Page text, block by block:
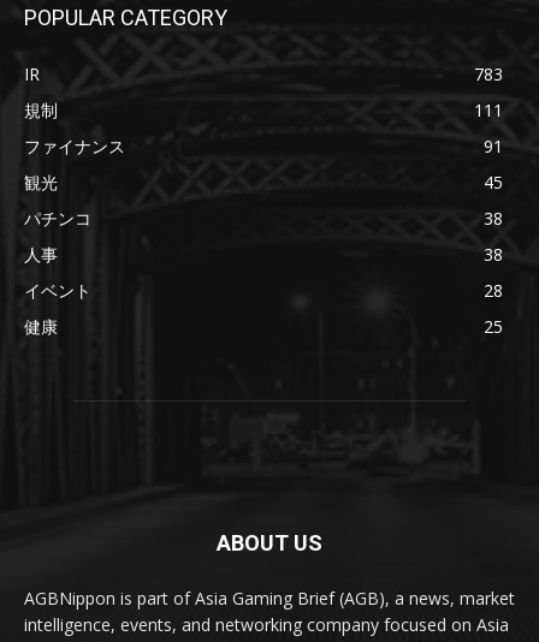
POPULAR CATEGORY
IR
783
規制
111
ファイナンス
91
観光
45
パチンコ
38
人事
38
イベント
28
健康
25
ABOUT US
AGBNippon is part of Asia Gaming Brief (AGB), a news, market
intelligence, events, and networking company focused on Asia